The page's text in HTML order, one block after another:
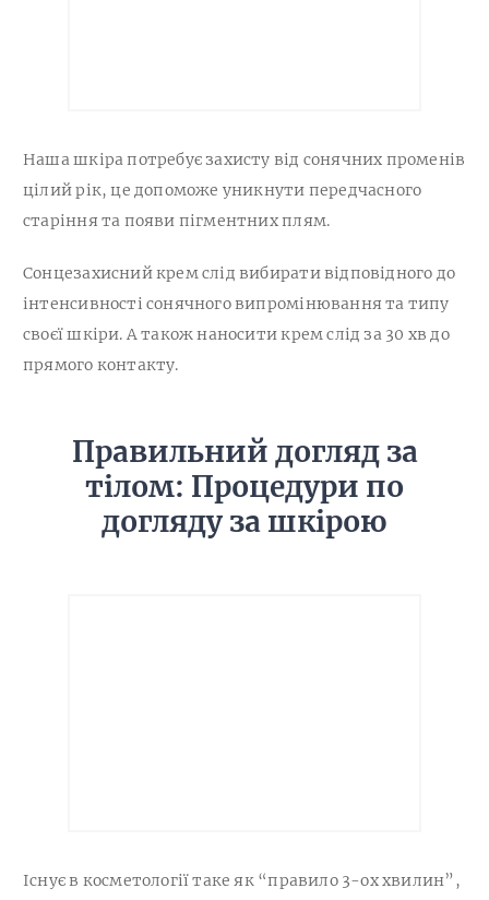
Наша шкіра потребує захисту від сонячних променів
цілий рік, це допоможе уникнути передчасного
старіння та появи пігментних плям.
Сонцезахисний крем слід вибирати відповідного до
інтенсивності сонячного випромінювання та типу
своєї шкіри. А також наносити крем слід за 30 хв до
прямого контакту.
Правильний догляд за
тілом: Процедури по
догляду за шкірою
Існує в косметології таке як “правило 3-ох хвилин”,